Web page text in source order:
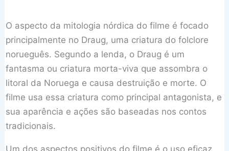
O aspecto da mitologia nórdica do filme é focado
principalmente no Draug, uma criatura do folclore
norueguês. Segundo a lenda, o Draug é um
fantasma ou criatura morta-viva que assombra o
litoral da Noruega e causa destruição e morte. O
filme usa essa criatura como principal antagonista, e
sua aparência e ações são baseadas nos contos
tradicionais.
Um dos aspectos positivos do filme é o uso eficaz